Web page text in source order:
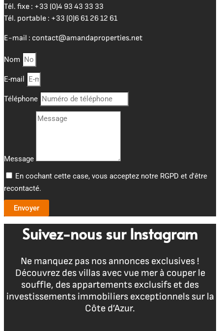
Tél. fixe : +33 (0)4 93 43 33 33
Tél. portable : +33 (0)6 61 26 12 61
E-mail : contact@amandaproperties.net
Nom
E-mail
Téléphone
Message
En cochant cette case, vous acceptez notre RGPD et d'être
recontacté.
Envoyer
Suivez-nous sur Instagram
Ne manquez pas nos annonces exclusives !
Découvrez des villas avec vue mer à couper le
souffle, des appartements exclusifs et des
investissements immobiliers exceptionnels sur la
Côte d’Azur.